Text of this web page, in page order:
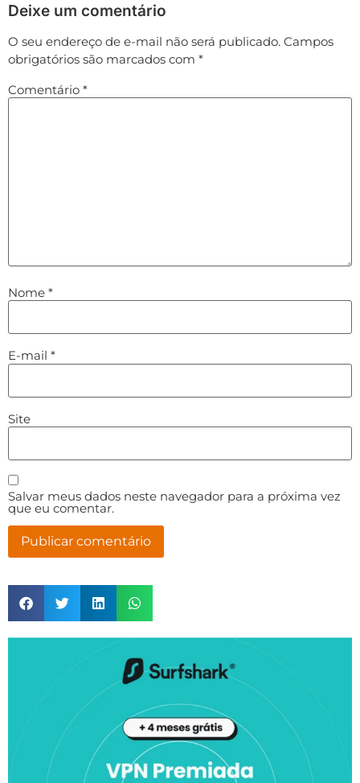
Deixe um comentário
O seu endereço de e-mail não será publicado. Campos
obrigatórios são marcados com *
Comentário *
Nome *
E-mail *
Site
Salvar meus dados neste navegador para a próxima vez
que eu comentar.